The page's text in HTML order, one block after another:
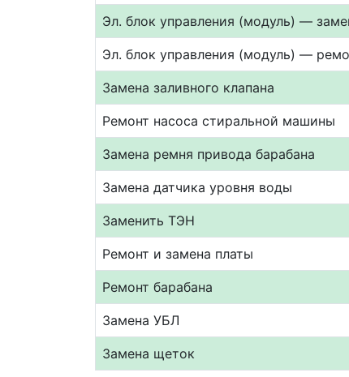
Эл. блок управления (модуль) —
Эл. блок управления (модуль) —
Замена заливного клапана
Ремонт насоса стиральной машины
Замена ремня привода барабана
Замена датчика уровня воды
Заменить ТЭН
Ремонт и замена платы
Ремонт барабана
Замена УБЛ
Замена щеток